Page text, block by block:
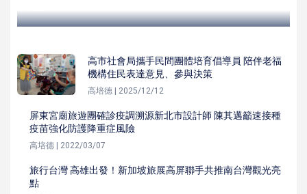
高市社會局攜手民間團體培育倡導員 陪伴老福
機構住民表達意見、參與決策
高培德 | 2025/12/12
屏東宮廟旅遊團確診疫調溯源新北市設計師 陳其邁籲速接種
疫苗強化防護降重症風險
高培德 | 2022/03/07
旅行台灣 高雄出發！新加坡旅展高屏聯手共推南台灣觀光亮
點